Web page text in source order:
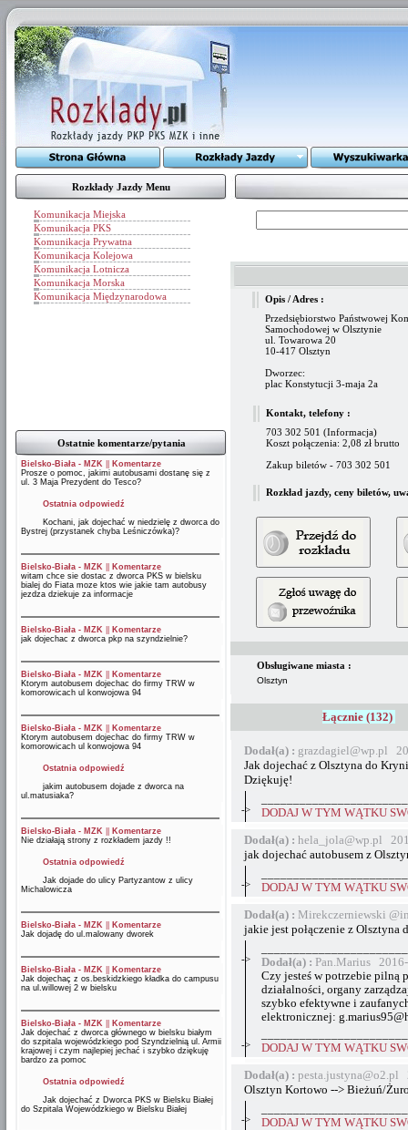
Rozkłady Jazdy Menu
Komunikacja Miejska
Komunikacja PKS
Komunikacja Prywatna
Komunikacja Kolejowa
Komunikacja Lotnicza
Komunikacja Morska
Komunikacja Międzynarodowa
Ostatnie komentarze/pytania
Bielsko-Biała - MZK
Komentarze
Prosze o pomoc, jakimi autobusami dostanę się z
ul. 3 Maja Prezydent do Tesco?
Ostatnia odpowiedź
Kochani, jak dojechać w niedzielę z dworca do
Bystrej (przystanek chyba Leśniczówka)?
Bielsko-Biała - MZK
Komentarze
witam chce sie dostac z dworca PKS w bielsku
bialej do Fiata moze ktos wie jakie tam autobusy
jezdza dziekuje za informacje
Bielsko-Biała - MZK
Komentarze
jak dojechac z dworca pkp na szyndzielnie?
Bielsko-Biała - MZK
Komentarze
Ktorym autobusem dojechac do firmy TRW w
komorowicach ul konwojowa 94
Bielsko-Biała - MZK
Komentarze
Ktorym autobusem dojechac do firmy TRW w
komorowicach ul konwojowa 94
Ostatnia odpowiedź
jakim autobusem dojade z dworca na
ul.matusiaka?
Bielsko-Biała - MZK
Komentarze
Nie działają strony z rozkładem jazdy !!
Ostatnia odpowiedź
Jak dojade do ulicy Partyzantow z ulicy
Michalowicza
Bielsko-Biała - MZK
Komentarze
Jak dojadę do ul.malowany dworek
Bielsko-Biała - MZK
Komentarze
Jak dojechaç z os.beskidzkiego kładka do campusu
na ul.willowej 2 w bielsku
Bielsko-Biała - MZK
Komentarze
Jak dojechać z dworca głównego w bielsku białym
do szpitala wojewódzkiego pod Szyndzielnią ul. Armii
krajowej i czym najlepiej jechać i szybko dziękuję
bardzo za pomoc
Ostatnia odpowiedź
Jak dojechać z Dworca PKS w Bielsku Białej
do Szpitala Wojewódzkiego w Bielsku Białej
Opis / Adres :
Przedsiębiorstwo Państwowej
Samochodowej w Olsztynie
ul. Towarowa 20
10-417 Olsztyn
Dworzec:
plac Konstytucji 3-maja 2a
Kontakt, telefony :
703 302 501 (Informacja)
Koszt połączenia: 2,08 zł brutto
Zakup biletów - 703 302 501
Rozkład jazdy, ceny biletów,
Obsługiwane miasta :
Olsztyn
Łącznie (132)
Dodał(a) : grazdagiel@wp.pl
Jak dojechać z Olsztyna do
Dziękuję!
->
DODAJ W TYM WĄTKU
Dodał(a) : hela_jola@wp.pl
jak dojechać autobusem z
->
DODAJ W TYM WĄTKU
Dodał(a) : Mirekczerniewski
jakie jest połączenie z Olsztyna
->
Dodał(a) : Pan.Marius
Czy jesteś w potrzebie pilną
działalności, organy
szybko efektywne i
elektronicznej:
->
DODAJ W TYM WĄTKU
Dodał(a) : pesta.justyna@o2.pl
Olsztyn Kortowo --> Bieżuń/
->
DODAJ W TYM WĄTKU